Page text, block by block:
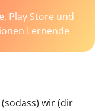
Play Store und
Lernende
(sodass) wir (dir